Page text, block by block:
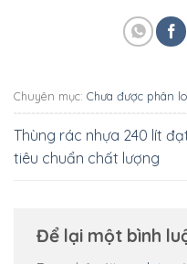
Chuyên mục: Chưa được phân
Thùng rác nhựa 240 lít
tiêu chuẩn chất lượng
Để lại một bình